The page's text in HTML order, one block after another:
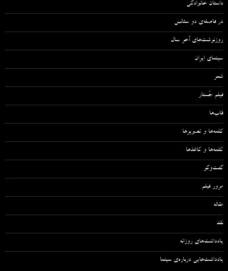
داستان خانوادگی
در فاصله‌ی دو سئانس
روزنوشت‌های آخر سال
سینمای ایران
شعر
فیلم جُستار
قاب‌ها
کلمه‌ها و تصویرها
کلمه‌ها و کاغذها
گفت‌وگو
مرور فیلم
مقاله‌
نقد
یادداشت‌های روزانه
یادداشت‌هایی درباره‌ی سینما